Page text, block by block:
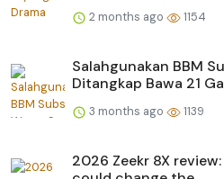
2 months ago 1154
Salahgunakan BBM
Ditangkap Bawa 21
3 months ago 1139
2026 Zeekr 8X